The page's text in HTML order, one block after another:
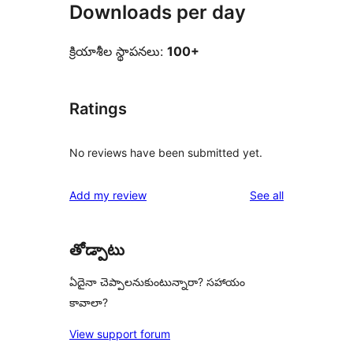
Downloads per day
క్రియాశీల స్థాపనలు: 100+
Ratings
No reviews have been submitted yet.
Add my review See allreviews
తోడ్పాటు
ఏదైనా చెప్పాలనుకుంటున్నారా? సహాయం
కావాలా?
View support forum